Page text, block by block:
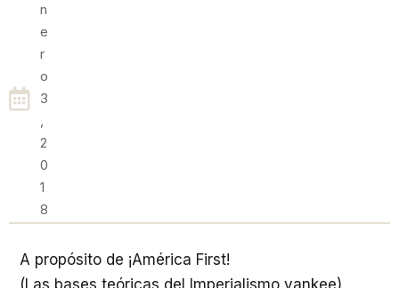
N
E
R
O
3
,
2
0
1
8
A propósito de ¡América First!
(Las bases teóricas del Imperialismo yankee)